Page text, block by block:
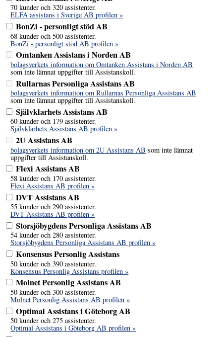
70 kunder och 320 assistenter.
ELFA assistans i Sverige AB profilen »
BonZi - personligt stöd AB
68 kunder och 500 assistenter.
BonZi - personligt stöd AB profilen »
Omtanken Assistans i Norden AB
bolagsverkets information om Omtanken Assistans i Norden AB
som inte lämnat uppgifter till Assistanskoll.
Rullarnas Personliga Assistans AB
bolagsverkets information om Rullarnas Personliga Assistans AB
som inte lämnat uppgifter till Assistanskoll.
Självklarhets Assistans AB
60 kunder och 179 assistenter.
Självklarhets Assistans AB profilen »
2U Assistans AB
bolagsverkets information om 2U Assistans AB som inte lämnat
uppgifter till Assistanskoll.
Flexi Assistans AB
58 kunder och 170 assistenter.
Flexi Assistans AB profilen »
DVT Assistans AB
55 kunder och 290 assistenter.
DVT Assistans AB profilen »
Storsjöbygdens Personliga Assistans AB
54 kunder och 280 assistenter.
Storsjöbygdens Personliga Assistans AB profilen »
Konsensus Personlig Assistans
50 kunder och 390 assistenter.
Konsensus Personlig Assistans profilen »
Molnet Personlig Assistans AB
50 kunder och 300 assistenter.
Molnet Personlig Assistans AB profilen »
Optimal Assistans i Göteborg AB
50 kunder och 275 assistenter.
Optimal Assistans i Göteborg AB profilen »